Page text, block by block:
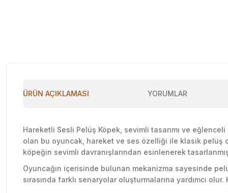
ÜRÜN AÇIKLAMASI YORUMLAR
Hareketli Sesli Pelüş Köpek, sevimli tasarımı ve
olan bu oyuncak, hareket ve ses özelliği ile klasik pelüş
köpeğin sevimli davranışlarından esinlenerek
Oyuncağın içerisinde bulunan mekanizma sayesinde
sırasında farklı senaryolar oluşturmalarına yardımcı